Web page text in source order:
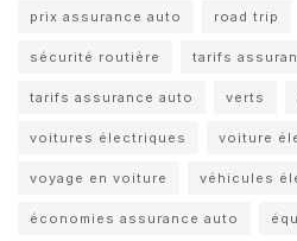
prix assurance auto road trip
sécurité routière tarifs
tarifs assurance auto verts
voitures électriques voiture
voyage en voiture véhicules
économies assurance auto